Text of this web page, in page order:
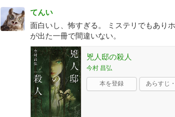
てんい
面白いし、怖すぎる。 ミステリでもあり
が出た一冊で間違いない。
兇人邸の殺人
今村 昌弘
本を登録 あらすじ